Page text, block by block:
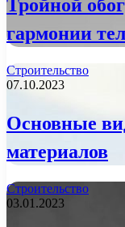
гармонии
Строительство
07.10.2023
Основные
материалов
Строительство
03.01.2023